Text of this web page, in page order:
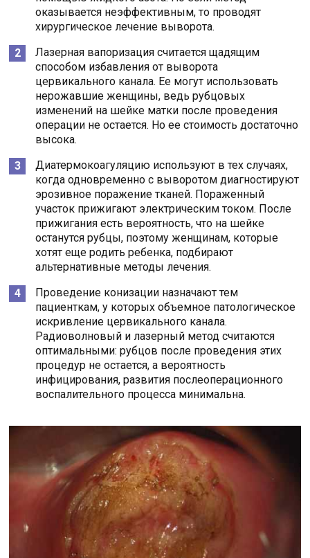
оказывается неэффективным, то проводят
хирургическое лечение выворота.
Лазерная вапоризация считается щадящим
способом избавления от выворота
цервикального канала. Ее могут использовать
нерожавшие женщины, ведь рубцовых
изменений на шейке матки после проведения
операции не остается. Но ее стоимость достаточно
высока.
Диатермокоагуляцию используют в тех случаях,
когда одновременно с выворотом диагностируют
эрозивное поражение тканей. Пораженный
участок прижигают электрическим током. После
прижигания есть вероятность, что на шейке
останутся рубцы, поэтому женщинам, которые
хотят еще родить ребенка, подбирают
альтернативные методы лечения.
Проведение конизации назначают тем
пациенткам, у которых объемное патологическое
искривление цервикального канала.
Радиоволновый и лазерный метод считаются
оптимальными: рубцов после проведения этих
процедур не остается, а вероятность
инфицирования, развития послеоперационного
воспалительного процесса минимальна.